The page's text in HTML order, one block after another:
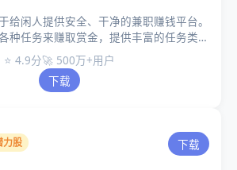
给闲人提供安全、干净的兼职赚钱平台。
种任务来赚取赏金，提供丰富的任务类
APP下载、游戏试玩等。
⭐ 4.9分🚀 500万+用户
下载
力股 下载